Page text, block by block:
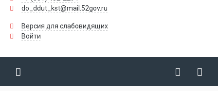
do_ddut_kst@mail.52gov.ru
Версия для слабовидящих
Войти